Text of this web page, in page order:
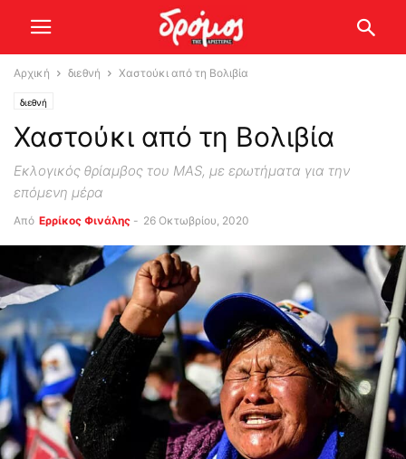
Αρχική διεθνή Χαστούκι από τη Βολιβία
διεθνή
Χαστούκι από τη Βολιβία
Εκλογικός θρίαμβος του MAS, με ερωτήματα για την
επόμενη μέρα
Από Ερρίκος Φινάλης - 26 Οκτωβρίου, 2020